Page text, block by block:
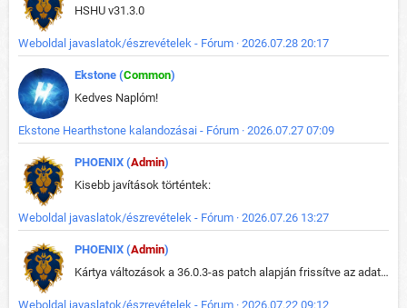
HSHU v31.3.0
Weboldal javaslatok/észrevételek - Fórum · 2026.07.28 20:17
Ekstone (Common)
Kedves Naplóm!
Ekstone Hearthstone kalandozásai - Fórum · 2026.07.27 07:09
PHOENIX (Admin)
Kisebb javítások történtek:
Weboldal javaslatok/észrevételek - Fórum · 2026.07.26 13:27
PHOENIX (Admin)
Kártya változások a 36.0.3-as patch alapján frissítve az adatbázisban (képek is cserélve).
Weboldal javaslatok/észrevételek - Fórum · 2026.07.22 09:12